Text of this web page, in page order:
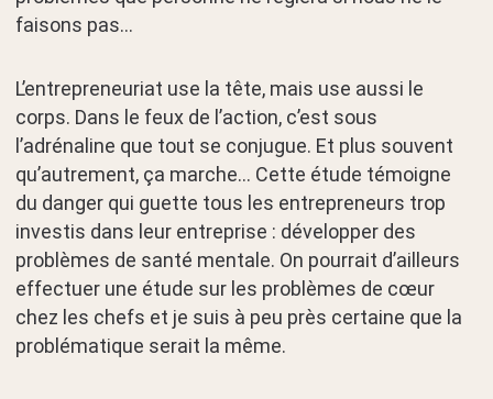
faisons pas…
L’entrepreneuriat use la tête, mais use aussi le
corps. Dans le feux de l’action, c’est sous
l’adrénaline que tout se conjugue. Et plus souvent
qu’autrement, ça marche… Cette étude témoigne
du danger qui guette tous les entrepreneurs trop
investis dans leur entreprise : développer des
problèmes de santé mentale. On pourrait d’ailleurs
effectuer une étude sur les problèmes de cœur
chez les chefs et je suis à peu près certaine que la
problématique serait la même.